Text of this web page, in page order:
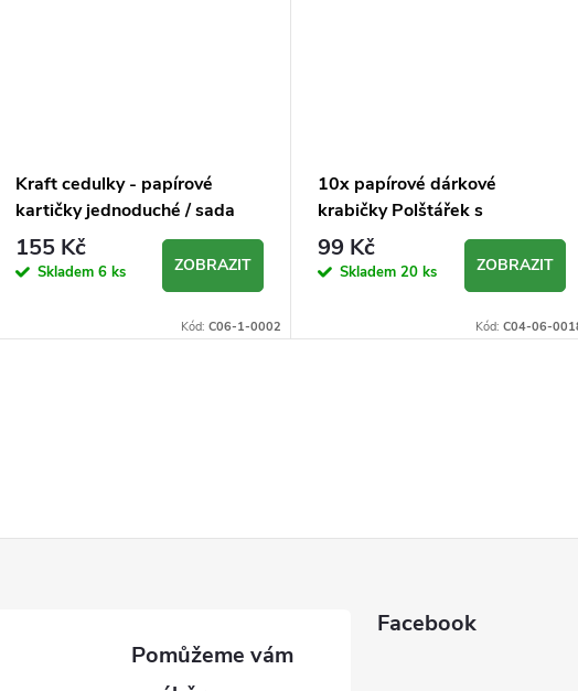
Kraft cedulky - papírové
kartičky jednoduché / sada
100 ks
155 Kč
Skladem 6 ks ZOBRAZIT
Kód: C06-1-0002
10x papírové dárkové
krabičky Polštářek s
průhledem
99 Kč
Skladem 20 ks ZOBRAZIT
Kód: C04-06-
Facebook